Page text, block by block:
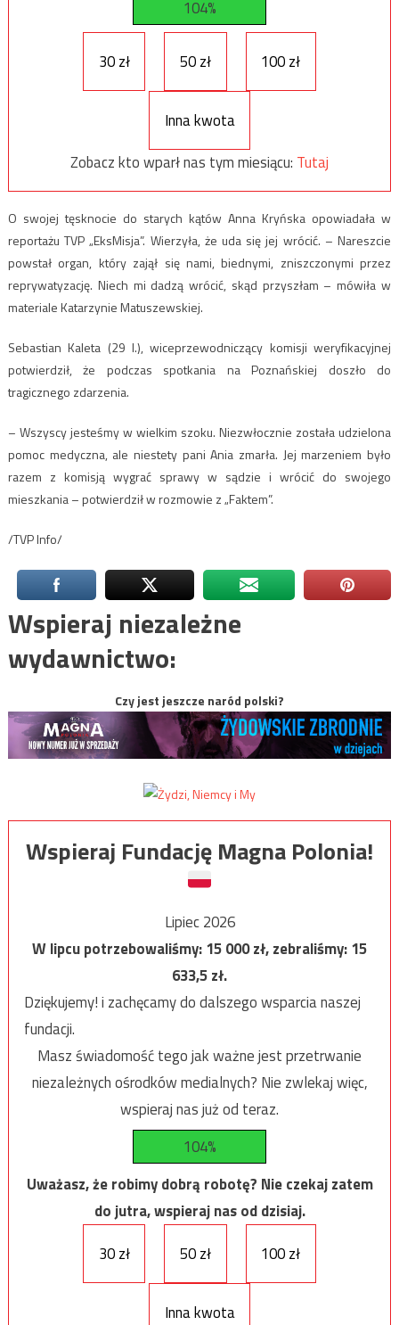
104%
30 zł 50 zł 100 zł
Inna kwota
Zobacz kto wparł nas tym miesiącu: Tutaj
O swojej tęsknocie do starych kątów Anna Kryńska opowiadała w
reportażu TVP „EksMisja”. Wierzyła, że uda się jej wrócić. – Nareszcie
powstał organ, który zajął się nami, biednymi, zniszczonymi przez
reprywatyzację. Niech mi dadzą wrócić, skąd przyszłam – mówiła w
materiale Katarzynie Matuszewskiej.
Sebastian Kaleta (29 l.), wiceprzewodniczący komisji weryfikacyjnej
potwierdził, że podczas spotkania na Poznańskiej doszło do
tragicznego zdarzenia.
– Wszyscy jesteśmy w wielkim szoku. Niezwłocznie została udzielona
pomoc medyczna, ale niestety pani Ania zmarła. Jej marzeniem było
razem z komisją wygrać sprawy w sądzie i wrócić do swojego
mieszkania – potwierdził w rozmowie z „Faktem”.
/TVP Info/
Wspieraj niezależne
wydawnictwo:
Czy jest jeszcze naród polski?
Wspieraj Fundację Magna Polonia!
Lipiec 2026
W lipcu potrzebowaliśmy:15 000zł, zebraliśmy:15
633,5zł.
Dziękujemy! i zachęcamy do dalszego wsparcia naszej
fundacji.
Masz świadomość tego jak ważne jest przetrwanie
niezależnych ośrodków medialnych? Nie zwlekaj więc,
wspieraj nas już od teraz.
104%
Uważasz, że robimy dobrą robotę? Nie czekaj zatem
do jutra, wspieraj nas od dzisiaj.
30 zł
50 zł 100 zł
Inna kwota